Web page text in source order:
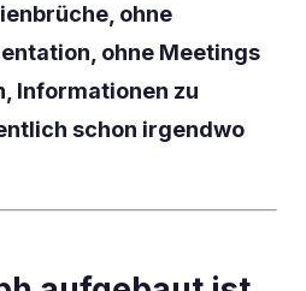
ohne
ohne Meetings
Informationen zu
schon irgendwo